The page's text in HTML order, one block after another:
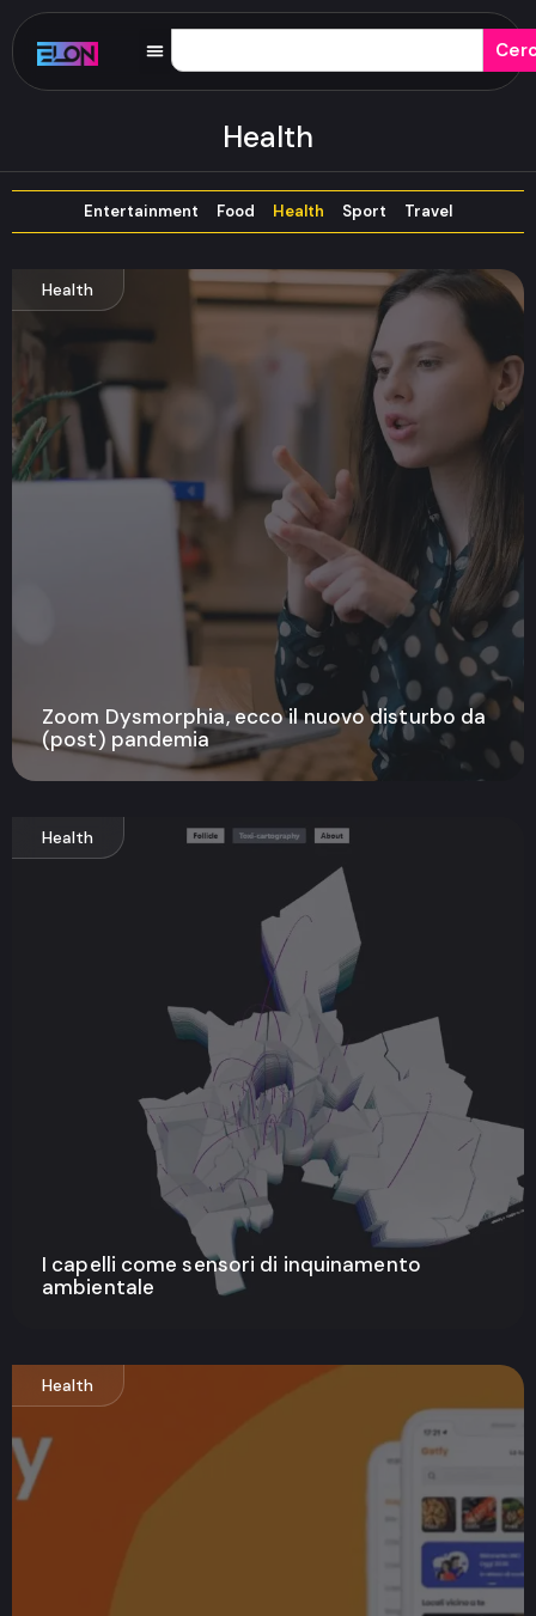
Health
Entertainment Food Health Sport Travel
Health
Zoom Dysmorphia, ecco il nuovo disturbo da
(post) pandemia
Health
I capelli come sensori di inquinamento
ambientale
Health